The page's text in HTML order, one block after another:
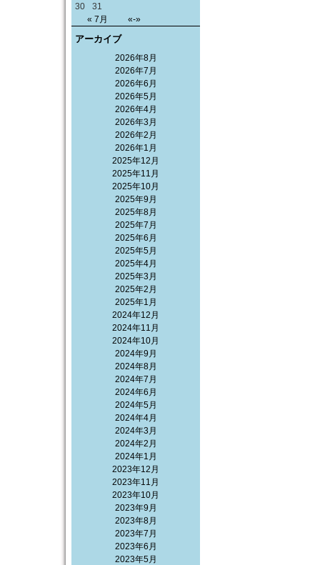
« 7月 «-»
30
31
アーカイブ
2026年8月
2026年7月
2026年6月
2026年5月
2026年4月
2026年3月
2026年2月
2026年1月
2025年12月
2025年11月
2025年10月
2025年9月
2025年8月
2025年7月
2025年6月
2025年5月
2025年4月
2025年3月
2025年2月
2025年1月
2024年12月
2024年11月
2024年10月
2024年9月
2024年8月
2024年7月
2024年6月
2024年5月
2024年4月
2024年3月
2024年2月
2024年1月
2023年12月
2023年11月
2023年10月
2023年9月
2023年8月
2023年7月
2023年6月
2023年5月